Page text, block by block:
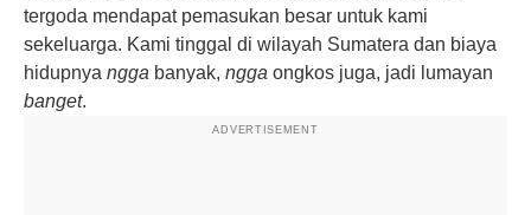
tergoda mendapat pemasukan besar untuk kami
sekeluarga. Kami tinggal di wilayah Sumatera dan biaya
hidupnya ngga banyak, ngga ongkos juga, jadi lumayan
banget.
ADVERTISEMENT